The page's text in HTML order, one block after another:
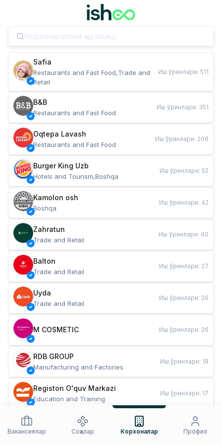
Safia
Restaurants and Fast Food,Trade and
Retail
Иш ўринлари: 511
B&B
Restaurants and Fast Food
Иш ўринлари: 351
Oqtepa Lavash
Restaurants and Fast Food
Иш ўринлари: 208
Burger King Uzb
Hotels and Tourism,Boshqa
Иш ўринлари: 52
Kamolon osh
Boshqa
Иш ўринлари: 42
Zahratun
Trade and Retail
Иш ўринлари: 40
Balton
Trade and Retail
Иш ўринлари: 27
Uyda
Trade and Retail
Иш ўринлари: 26
M COSMETIC Иш ўринлари: 26
RDB GROUP
Manufacturing and Factories
Иш ўринлари: 18
Registon O'quv Markazi
Education and Training
Иш ўринлари: 17
Restaurants and Fast Food
Иш ўринлари
Вакансиялар
Соҳалар Корхоналар Профил